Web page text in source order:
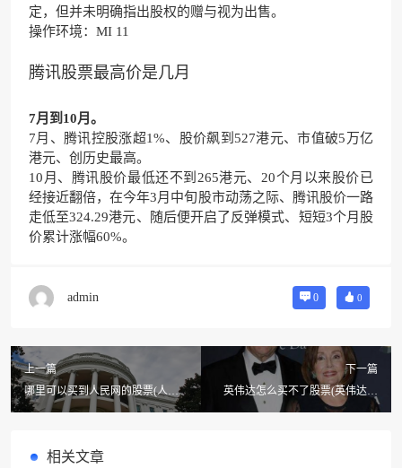
定，但并未明确指出股权的赠与视为出售。
操作环境：MI 11
腾讯股票最高价是几月
7月到10月。
7月、 腾讯控股涨超1%、股价飙到527港元、市值破5万亿
港元、创历史最高。
10月、腾讯股价最低还不到265港元、20个月以来股价已
经接近翻倍，在今年3月中旬股市动荡之际、腾讯股价一路
走低至324.29港元、随后便开启了反弹模式、短短3个月股
价累计涨幅60%。
admin 0 0
上一篇
哪里可以买到人民网的股票(人民
网股票明天怎么样)
下一篇
英伟达怎么买不了股票(英伟达股
票为什么大跌了)
相关文章